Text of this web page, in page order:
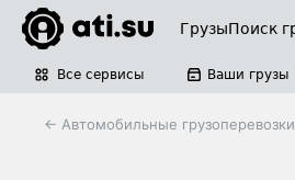
ГрузыПоиск
Все сервисы Ваши грузы
← Автомобильные грузоперевозки